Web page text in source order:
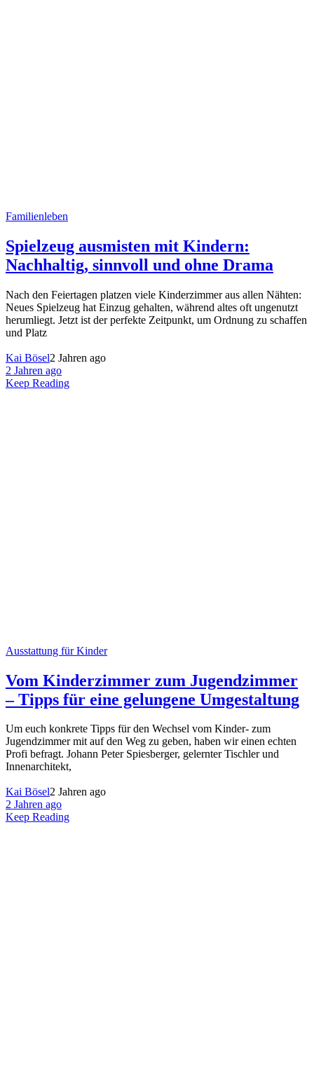
Familienleben
Spielzeug ausmisten mit Kindern:
Nachhaltig, sinnvoll und ohne Drama
Nach den Feiertagen platzen viele Kinderzimmer aus allen Nähten:
Neues Spielzeug hat Einzug gehalten, während altes oft ungenutzt
herumliegt. Jetzt ist der perfekte Zeitpunkt, um Ordnung zu schaffen
und Platz
Kai Bösel2 Jahren ago
2 Jahren ago
Keep Reading
Ausstattung für Kinder
Vom Kinderzimmer zum Jugendzimmer
– Tipps für eine gelungene Umgestaltung
Um euch konkrete Tipps für den Wechsel vom Kinder- zum
Jugendzimmer mit auf den Weg zu geben, haben wir einen echten
Profi befragt. Johann Peter Spiesberger, gelernter Tischler und
Innenarchitekt,
Kai Bösel2 Jahren ago
2 Jahren ago
Keep Reading